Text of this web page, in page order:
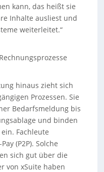
kann, das heißt sie
Inhalte ausliest und
weiterleitet.“
hinaus zieht sich
Prozessen. Sie
Bedarfsmeldung bis
und binden
Fachleute
(P2P). Solche
sich gut über die
von xSuite haben